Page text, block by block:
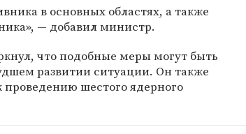
в основных областях, а также
— добавил министр.
что подобные меры могут быть
развитии ситуации. Он также
шестого ядерного